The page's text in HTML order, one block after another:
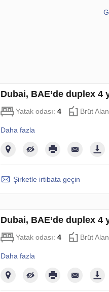
Dubai, BAE’de duplex 4
Yatak odası: 4 Brüt
Daha fazla
Şirketle irtibata geçin
Dubai, BAE’de duplex 4
Yatak odası: 4 Brüt
Daha fazla